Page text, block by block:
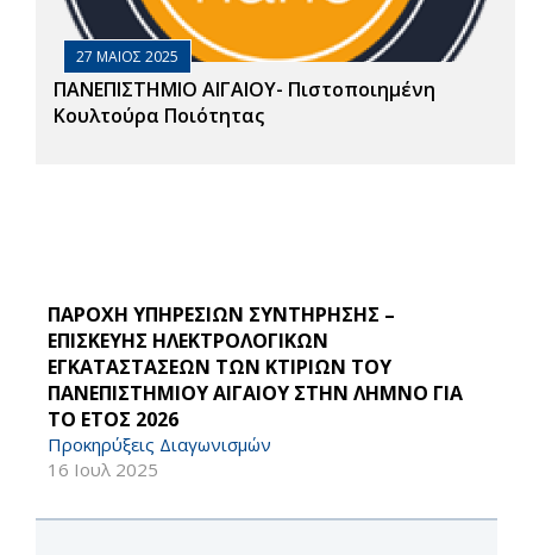
27 ΜΑΙΟΣ 2025
ΠΑΝΕΠΙΣΤΗΜΙΟ ΑΙΓΑΙΟΥ- Πιστοποιημένη
Κουλτούρα Ποιότητας
ΠΑΡΟΧΗ ΥΠΗΡΕΣΙΩΝ ΣΥΝΤΗΡΗΣΗΣ –
ΕΠΙΣΚΕΥΗΣ ΗΛΕΚΤΡΟΛΟΓΙΚΩΝ
ΕΓΚΑΤΑΣΤΑΣΕΩΝ ΤΩΝ ΚΤΙΡΙΩΝ ΤΟΥ
ΠΑΝΕΠΙΣΤΗΜΙΟΥ ΑΙΓΑΙΟΥ ΣΤΗΝ ΛΗΜΝΟ ΓΙΑ
ΤΟ ΕΤΟΣ 2026
Προκηρύξεις Διαγωνισμών
16 Ιουλ 2025